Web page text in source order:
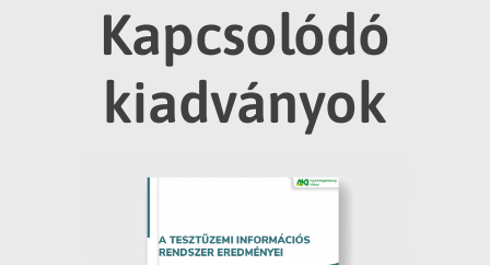
Kapcsolódó
kiadványok